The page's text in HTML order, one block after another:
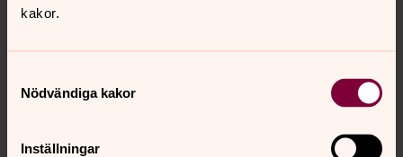
kakor.
Nödvändiga kakor
Inställningar
Följ oss gärna på sociala medier! Där kan du följa
Välkommen in i gemenskapen!